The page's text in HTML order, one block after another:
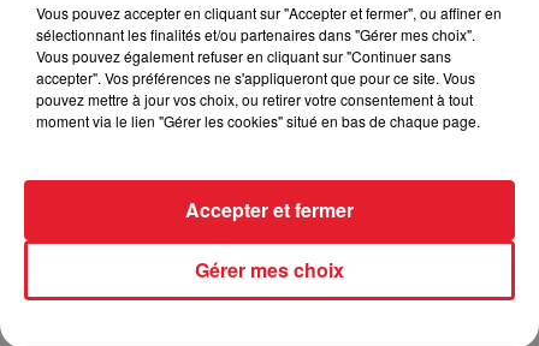
les plus joués dans les club de la capitale. Rendez-vous
samedi à 22h sur Urban hit.
Vous pouvez accepter en cliquant sur "Accepter et fermer", ou affiner en
sélectionnant les finalités et/ou partenaires dans "Gérer mes choix".
Vous pouvez également refuser en cliquant sur "Continuer sans
accepter". Vos préférences ne s'appliqueront que pour ce site. Vous
pouvez mettre à jour vos choix, ou retirer votre consentement à tout
moment via le lien "Gérer les cookies" situé en bas de chaque page.
Gérer mes choix
Accepter et fermer